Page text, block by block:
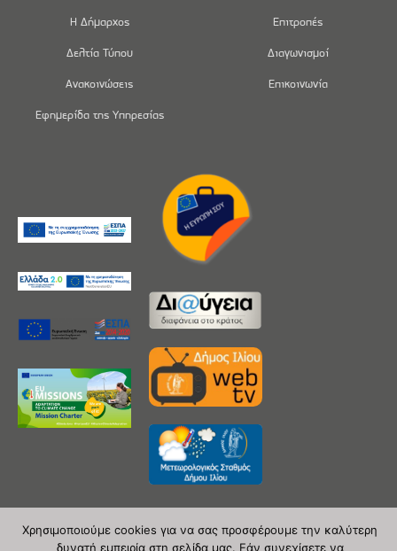
Η Δήμαρχος
Δελτία Τύπου
Ανακοινώσεις
Εφημερίδα της Υπηρεσίας
Επιτροπές
Διαγωνισμοί
Επικοινωνία
Χρησιμοποιούμε cookies για να σας προσφέρουμε την καλύτερη
δυνατή εμπειρία στη σελίδα μας. Εάν συνεχίσετε να